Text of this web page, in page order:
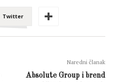
Twitter
Naredni članak
Absolute Group i brend